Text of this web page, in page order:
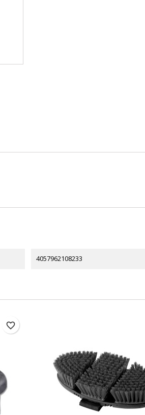
4057962108233
favorite_border